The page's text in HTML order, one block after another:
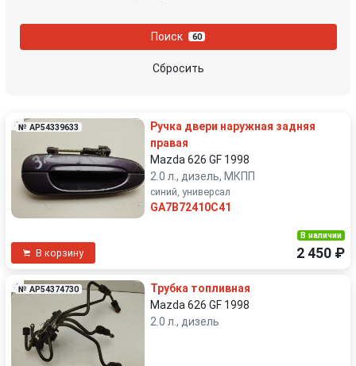
Поиск 60
Сбросить
№ AP54339633
Ручка двери наружная задняя
правая
Mazda 626 GF 1998
2.0 л., дизель, МКПП
синий, универсал
GA7B72410C41
В корзину
В наличии
2 450 ₽
№ AP54374730
Трубка топливная
Mazda 626 GF 1998
2.0 л., дизель